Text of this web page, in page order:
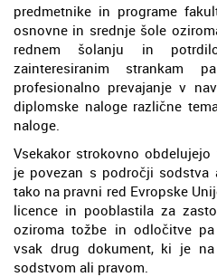
predmetnike in programe
osnovne in srednje šole
rednem šolanju in
zainteresiranim strankam
profesionalno prevajanje v
diplomske naloge različne
naloge.
Vsekakor strokovno
je povezan s področji sodstva
tako na pravni red Evropske
licence in pooblastila za
oziroma tožbe in odločitve
vsak drug dokument, ki je
sodstvom ali pravom.